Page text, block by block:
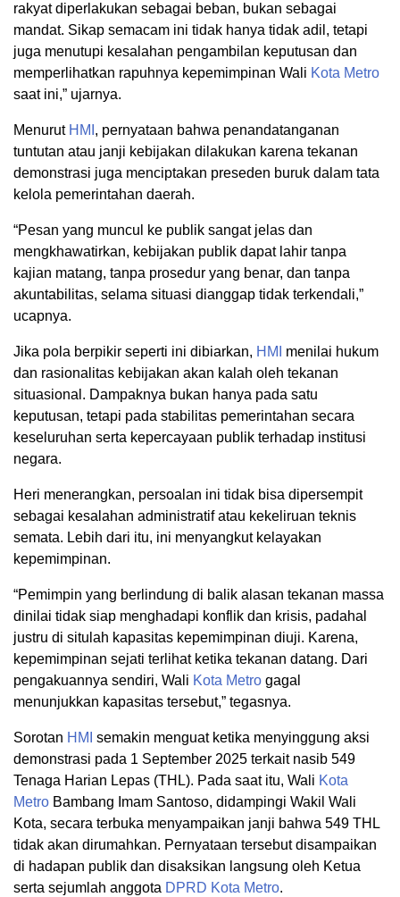
rakyat diperlakukan sebagai beban, bukan sebagai
mandat. Sikap semacam ini tidak hanya tidak adil, tetapi
juga menutupi kesalahan pengambilan keputusan dan
memperlihatkan rapuhnya kepemimpinan Wali Kota Metro
saat ini,” ujarnya.
Menurut HMI , pernyataan bahwa penandatanganan
tuntutan atau janji kebijakan dilakukan karena tekanan
demonstrasi juga menciptakan preseden buruk dalam tata
kelola pemerintahan daerah.
“Pesan yang muncul ke publik sangat jelas dan
mengkhawatirkan, kebijakan publik dapat lahir tanpa
kajian matang, tanpa prosedur yang benar, dan tanpa
akuntabilitas, selama situasi dianggap tidak terkendali,”
ucapnya.
Jika pola berpikir seperti ini dibiarkan, HMI
menilai hukum
dan rasionalitas kebijakan akan kalah oleh tekanan
situasional. Dampaknya bukan hanya pada satu
keputusan, tetapi pada stabilitas pemerintahan secara
keseluruhan serta kepercayaan publik terhadap institusi
negara.
Heri menerangkan, persoalan ini tidak bisa dipersempit
sebagai kesalahan administratif atau kekeliruan teknis
semata. Lebih dari itu, ini menyangkut kelayakan
kepemimpinan.
“Pemimpin yang berlindung di balik alasan tekanan massa
dinilai tidak siap menghadapi konflik dan krisis, padahal
justru di situlah kapasitas kepemimpinan diuji. Karena,
kepemimpinan sejati terlihat ketika tekanan datang. Dari
pengakuannya sendiri, Wali Kota Metro gagal
menunjukkan kapasitas tersebut,” tegasnya.
Sorotan HMI semakin menguat ketika menyinggung aksi
demonstrasi pada 1 September 2025 terkait nasib 549
Tenaga Harian Lepas (THL). Pada saat itu, Wali Kota
Metro Bambang Imam Santoso, didampingi Wakil Wali
Kota, secara terbuka menyampaikan janji bahwa 549 THL
tidak akan dirumahkan. Pernyataan tersebut disampaikan
di hadapan publik dan disaksikan langsung oleh Ketua
serta sejumlah anggota DPRD Kota Metro.